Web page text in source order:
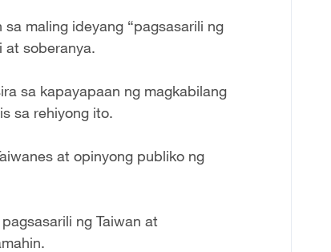
maling ideyang “pagsasarili ng
at soberanya.
sa kapayapaan ng magkabilang
sa rehiyong ito.
at opinyong publiko ng
ng Taiwan at